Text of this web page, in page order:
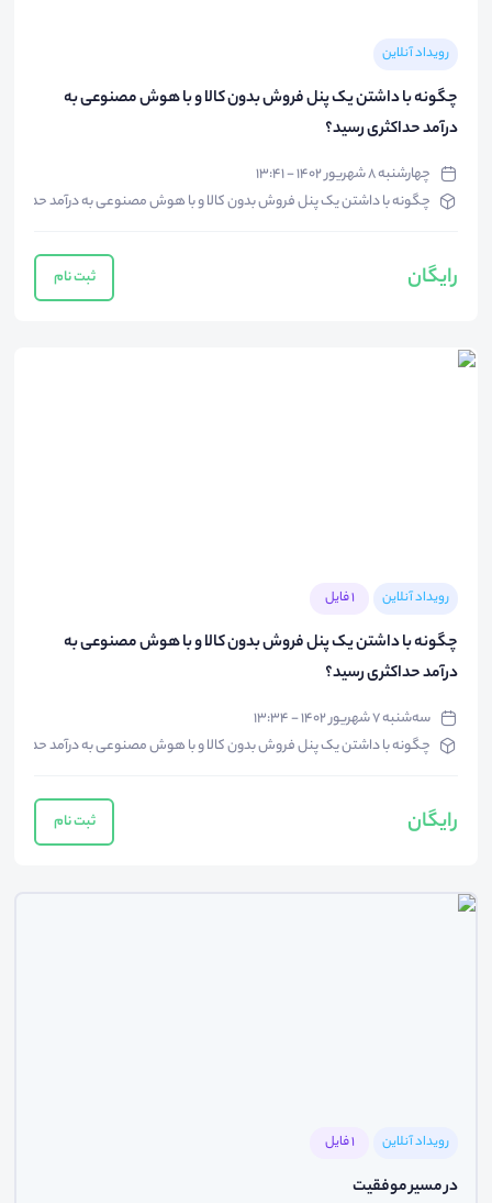
رویداد آنلاین
چگونه با داشتن یک پنل فروش بدون کالا و با هوش مصنوعی به
درآمد حداکثری رسید؟
چهارشنبه ۸ شهریور ۱۴۰۲ - ۱۳:۴۱
چگونه با داشتن یک پنل فروش بدون کالا و با هوش مصنوعی به درآمد
رایگان ثبت نام
رویداد آنلاین 1 فایل
چگونه با داشتن یک پنل فروش بدون کالا و با هوش مصنوعی به
درآمد حداکثری رسید؟
سه‌شنبه ۷ شهریور ۱۴۰۲ - ۱۳:۳۴
چگونه با داشتن یک پنل فروش بدون کالا و با هوش مصنوعی به درآمد
رایگان ثبت نام
رویداد آنلاین 1 فایل
در مسیر موفقیت